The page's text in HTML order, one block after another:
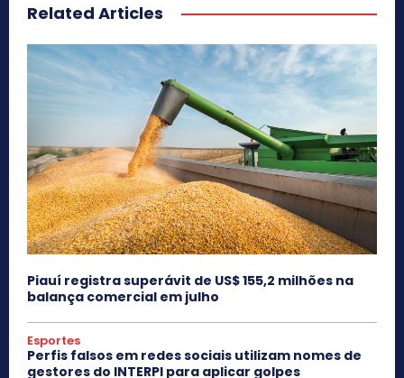
Related Articles
Piauí registra superávit de US$ 155,2 milhões na
balança comercial em julho
Esportes
Perfis falsos em redes sociais utilizam nomes de
gestores do INTERPI para aplicar golpes